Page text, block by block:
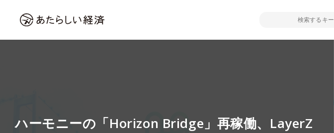
ハーモニーの「Horizon Bridge」再稼働、LayerZ